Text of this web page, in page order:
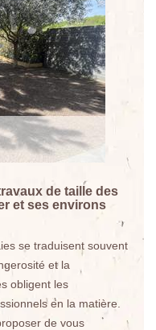
de taille des
et ses environs
se traduisent souvent
et la
obligent les
en la matière.
de vous